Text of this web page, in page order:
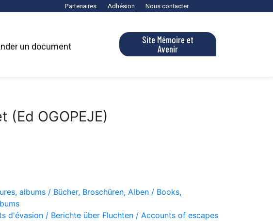
Partenaires Adhésion Nous contacter
un document
Site Mémoire et
Avenir
(Ed OGOPEJE)
albums / Bücher, Broschüren, Alben / Books,
d'évasion / Berichte über Fluchten / Accounts of escapes